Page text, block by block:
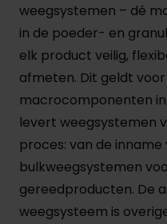
weegsystemen – dé
in de poeder- en
elk product veilig,
afmeten. Dit geldt
macrocomponenten in
levert weegsystemen
proces: van de
bulkweegsystemen
gereedproducten. De
weegsysteem is